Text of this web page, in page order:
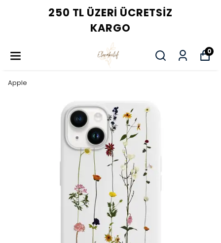
250 TL ÜZERI ÜCRETSIZ
KARGO
0
Apple